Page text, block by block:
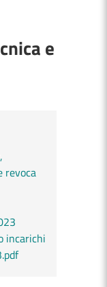
e
revoca
incarichi